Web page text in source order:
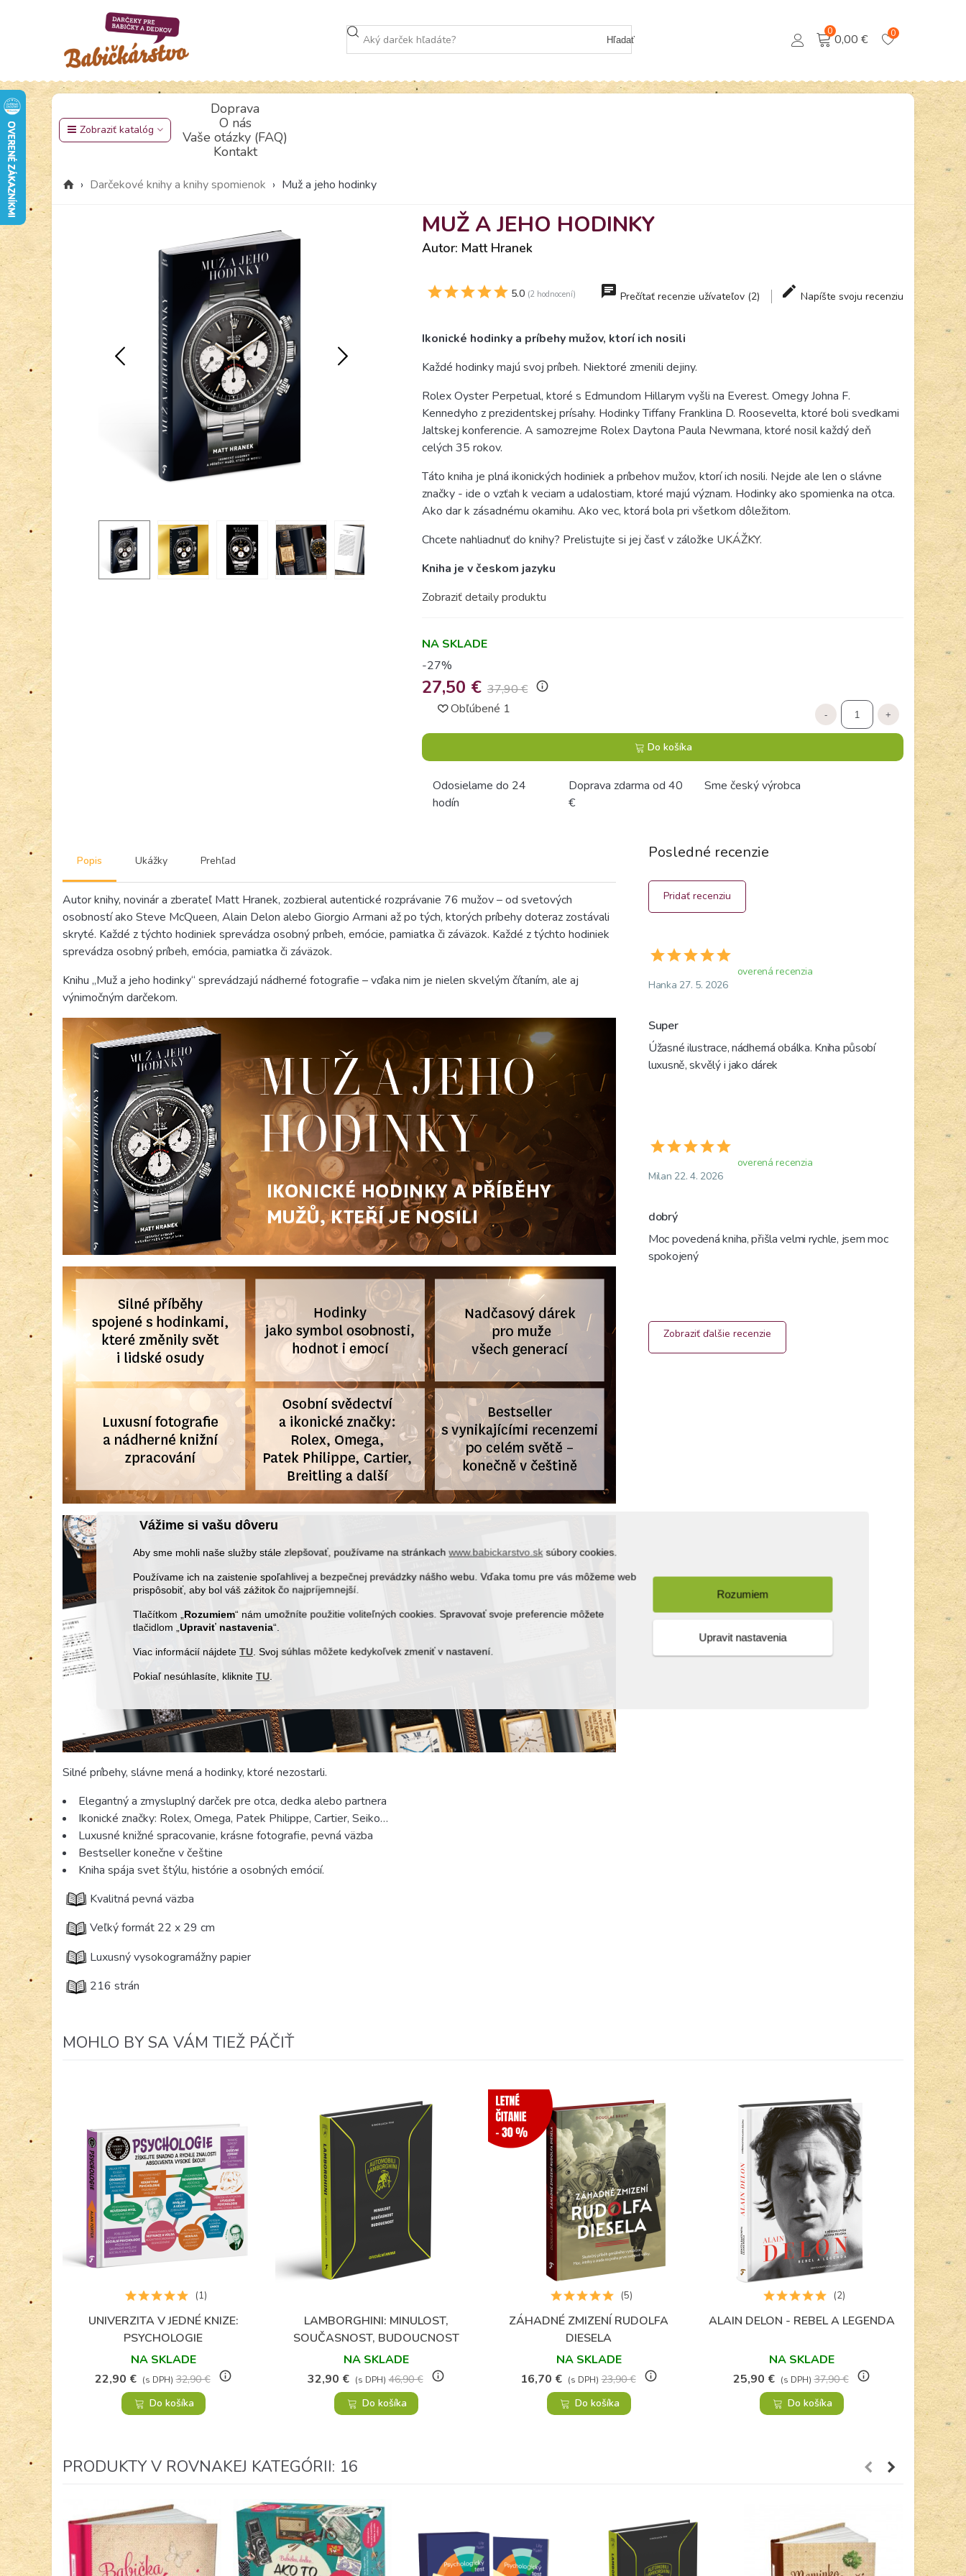
Vážime si vašu dôveru
Aby sme mohli naše služby stále zlepšovať, používame na stránkachwww.babickarstvo.sk súbory cookies.
Používame ich na zaistenie spoľahlivej a bezpečnej prevádzky nášho webu. Vďaka tomu pre vás môžeme web
prispôsobiť, aby bol váš zážitok čo najpríjemnejší.
Tlačítkom „ Rozumiem“ nám umožníte použitie voliteľných cookies. Spravovať svoje preferencie môžete
tlačidlom „Upraviť nastavenia“.
Viac informácií nájdete TU . Svoj súhlas môžete kedykoľvek zmeniť v nastavení.
Pokiaľ nesúhlasíte, klikniteTU
Rozumiem
Upravit nastavenia
Hľadať
0
0,00 € 0
Zobraziť katalóg
Doprava
O nás
Vaše otázky (FAQ)
Kontakt
› Darčekové knihy a knihy spomienok › Muž a jeho hodinky
MUŽ A JEHO HODINKY
Autor: Matt Hranek
5.0 (2 hodnocení) Prečítať recenzie užívateľov (2) Napíšte svoju recenziu
Ikonické hodinky a príbehy mužov, ktorí ich nosili
Každé hodinky majú svoj príbeh. Niektoré zmenili dejiny.
Rolex Oyster Perpetual, ktoré s Edmundom Hillarym vyšli na Everest. Omegy Johna F.
Kennedyho z prezidentskej prísahy. Hodinky Tiffany Franklina D. Roosevelta, ktoré boli svedkami
Jaltskej konferencie. A samozrejme Rolex Daytona Paula Newmana, ktoré nosil každý deň
celých 35 rokov.
Táto kniha je plná ikonických hodiniek a príbehov mužov, ktorí ich nosili. Nejde ale len o slávne
značky - ide o vzťah k veciam a udalostiam, ktoré majú význam. Hodinky ako spomienka na otca.
Ako dar k zásadnému okamihu. Ako vec, ktorá bola pri všetkom dôležitom.
Chcete nahliadnuť do knihy? Prelistujte si jej časť v záložke UKÁŽKY.
Kniha je v českom jazyku
Zobraziť detaily produktu
NA SKLADE
-27%
27,50 € 37,90 € info_outline
Obľúbené 1 - +
Do košíka
Odosielame do 24
hodín
Doprava zdarma od 40
€
Sme český výrobca
Popis Ukážky Prehľad
Autor knihy, novinár a zberateľ Matt Hranek, zozbieral autentické rozprávanie 76 mužov – od svetových
osobností ako Steve McQueen, Alain Delon alebo Giorgio Armani až po tých, ktorých príbehy doteraz zostávali
skryté. Každé z týchto hodiniek sprevádza osobný príbeh, emócie, pamiatka či záväzok. Každé z týchto hodiniek
sprevádza osobný príbeh, emócia, pamiatka či záväzok.
Knihu „Muž a jeho hodinky“ sprevádzajú nádherné fotografie – vďaka nim je nielen skvelým čítaním, ale aj
výnimočným darčekom.
Silné príbehy, slávne mená a hodinky, ktoré nezostarli.
Elegantný a zmysluplný darček pre otca, dedka alebo partnera
Ikonické značky: Rolex, Omega, Patek Philippe, Cartier, Seiko…
Luxusné knižné spracovanie, krásne fotografie, pevná väzba
Bestseller konečne v češtine
Kniha spája svet štýlu, histórie a osobných emócií.
Kvalitná pevná väzba
Veľký formát 22 x 29 cm
Luxusný vysokogramážny papier
216 strán
Posledné recenzie
Pridať recenziu
overená recenzia
Hanka 27. 5. 2026
Super
Úžasné ilustrace, nádherná obálka. Kniha působí
luxusně, skvělý i jako dárek
overená recenzia
Milan 22. 4. 2026
dobrý
Moc povedená kniha, přišla velmi rychle, jsem moc
spokojený
Zobraziť ďalšie recenzie
MOHLO BY SA VÁM TIEŽ PÁČIŤ
Obľúbené
UNIVERZITA V JEDNÉ KNIZE:
PSYCHOLOGIE
NA SKLADE
22,90 € (s DPH) 32,90 € info_outline
(1)
Do košíka
Obľúbené
LAMBORGHINI: MINULOST,
SOUČASNOST, BUDOUCNOST
NA SKLADE
32,90 € (s DPH) 46,90 € info_outline
Do košíka
Obľúbené
ZÁHADNÉ ZMIZENÍ RUDOLFA
DIESELA
NA SKLADE
16,70 € (s DPH) 23,90 € info_outline
(5)
Do košíka
Obľúbené
ALAIN DELON - REBEL A LEGENDA
NA SKLADE
25,90 € (s DPH) 37,90 € info_outline
(2)
Do košíka
PRODUKTY V ROVNAKEJ KATEGÓRII: 16